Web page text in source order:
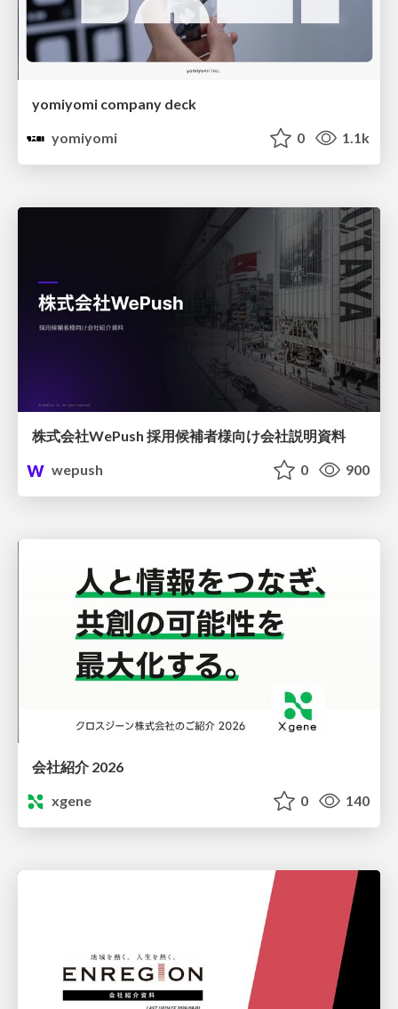
yomiyomi company deck
yomiyomi
0 1.1k
株式会社WePush 採用候補者様向け会社説明資料
wepush
0 900
会社紹介 2026
xgene
0 140